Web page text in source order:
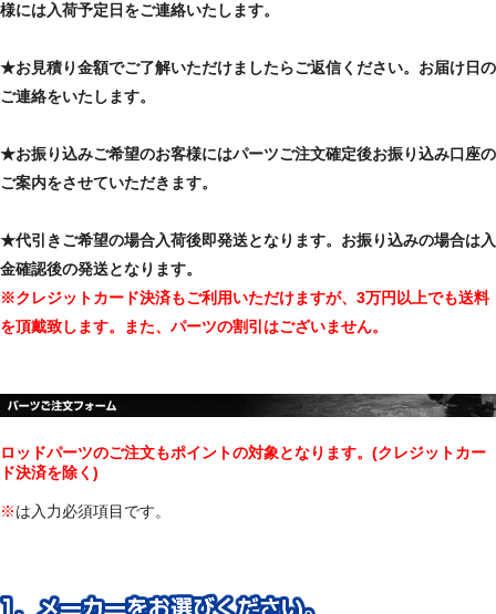
様には入荷予定日をご連絡いたします。
★お見積り金額でご了解いただけましたらご返信ください。お届け日の
ご連絡をいたします。
★お振り込みご希望のお客様にはパーツご注文確定後お振り込み口座の
ご案内をさせていただきます。
★代引きご希望の場合入荷後即発送となります。お振り込みの場合は入
金確認後の発送となります。
※クレジットカード決済もご利用いただけますが、3万円以上でも送料
を頂戴致します。また、パーツの割引はございません。
ロッドパーツのご注文もポイントの対象となります。(クレジットカー
ド決済を除く)
※は入力必須項目です。